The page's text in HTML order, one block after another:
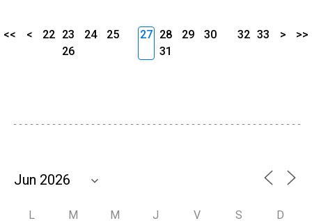
<< < 22 23 24
25
26
27 28 29
30
31
32 33 > >>
L M M J V S D